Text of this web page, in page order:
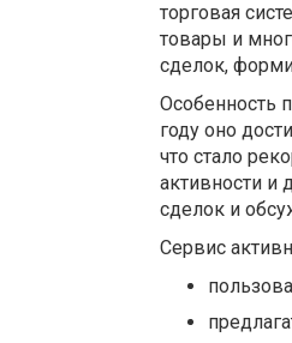
торговая
товары и
сделок,
Особенность
году оно
что стало
активности и
сделок и
Сервис